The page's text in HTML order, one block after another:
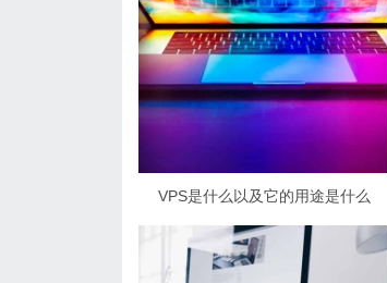
VPS是什么以及它的用途是什么